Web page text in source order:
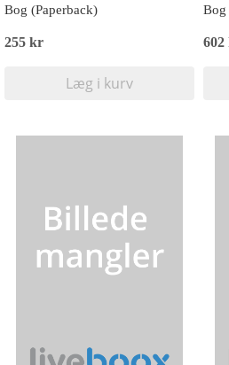
Bog (Paperback)
255 kr
Læg i kurv